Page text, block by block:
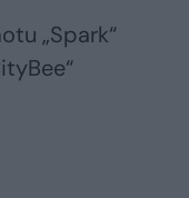
„Spark“